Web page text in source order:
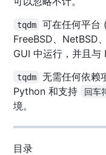
tqdm
可在任何平台
FreeBSD、NetBSD
GUI 中运行，并且
tqdm 无需任何依赖
Python 和支持
回
境。
目录